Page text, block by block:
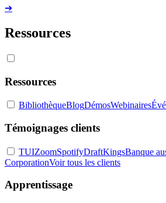
➔
Ressources
Ressources
BibliothèqueBlogDémosWebinaires
Témoignages clients
TUIZoomSpotifyDraftKingsBanque
CorporationVoir tous les clients
Apprentissage